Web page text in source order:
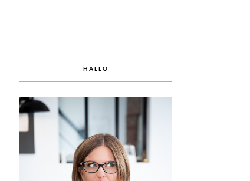
HALLO